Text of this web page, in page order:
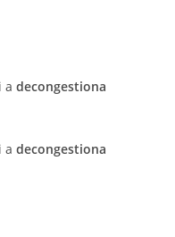
a decongestiona
a decongestiona